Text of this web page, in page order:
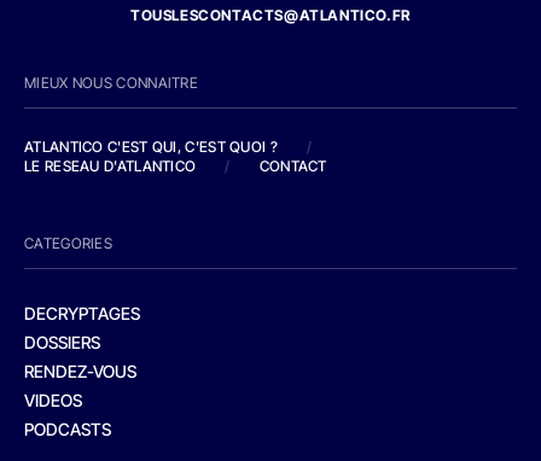
TOUSLESCONTACTS@ATLANTICO.FR
MIEUX NOUS CONNAITRE
ATLANTICO C'EST QUI, C'EST QUOI ?
/
LE RESEAU D'ATLANTICO
/ CONTACT
CATEGORIES
DECRYPTAGES
DOSSIERS
RENDEZ-VOUS
VIDEOS
PODCASTS